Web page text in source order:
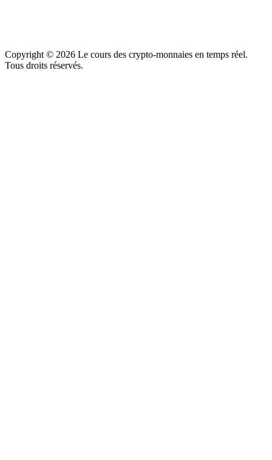
Copyright © 2026 Le cours des crypto-monnaies en temps réel.
Tous droits réservés.